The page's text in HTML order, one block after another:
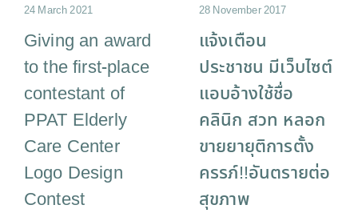
24 March 2021
Giving an award
to the first-place
contestant of
PPAT Elderly
Care Center
Logo Design
Contest
28 November 2017
แจ้งเตือน
ประชาชน มีเว็บไซต์
แอบอ้างใช้ชื่อ
คลินิก สวท หลอก
ขายยายุติการตั้ง
ครรภ์!!อันตรายต่อ
สุขภาพ